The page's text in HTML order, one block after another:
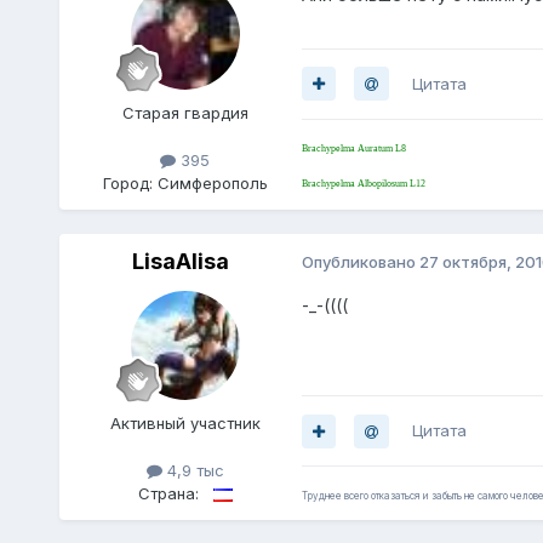
Старая гвардия
395
Город: Cимферополь
Цитата
Brachypelma Auratum L8
Brachypelma Albopilosum L12
LisaAlisa
Активный участник
4,9 тыс
Страна:
Опубликовано 27 октября,
-_-((((
Цитата
Труднее всего отказаться и забыть не самого